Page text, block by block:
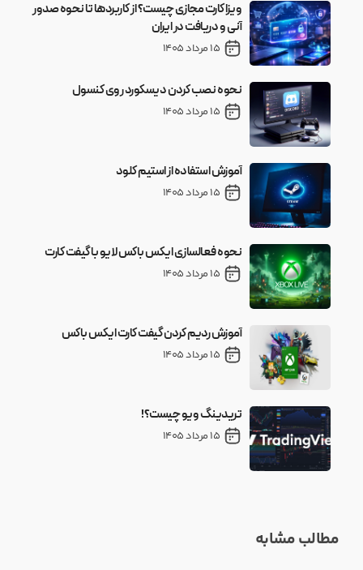
ویزا کارت مجازی چیست؟ از کاربردها تا نحوه صدور
آنی و دریافت در ایران
15 مرداد 1405
نحوه نصب کردن دیسکورد روی کنسول
15 مرداد 1405
آموزش استفاده از استیم کلود
15 مرداد 1405
نحوه فعالسازی ایکس باکس لایو با گیفت کارت
15 مرداد 1405
آموزش ردیم کردن گیفت کارت ایکس باکس
15 مرداد 1405
تریدینگ ویو چیست؟!
15 مرداد 1405
مطالب مشابه